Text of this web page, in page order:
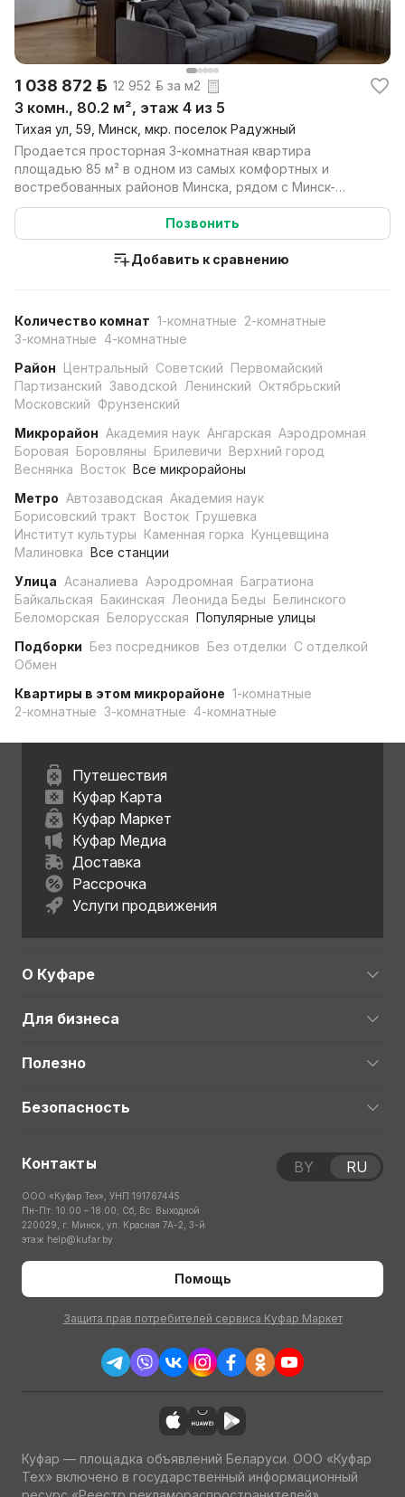
1 038 872 р. 12 952 р. за м2
3 комн., 80.2 м², этаж 4 из 5
Тихая ул, 59, Минск, мкр. поселок Радужный
Продается просторная 3-комнатная квартира
площадью 85 м² в одном из самых комфортных и
востребованных районов Минска, рядом с Минск-
Ареной и Arena Cit...
Позвонить
Добавить к сравнению
Количество комнат 1-комнатные 2-комнатные
3-комнатные 4-комнатные
Район Центральный Советский Первомайский
Партизанский Заводской Ленинский Октябрьский
Московский Фрунзенский
Микрорайон Академия наук Ангарская Аэродромная
Боровая Боровляны Брилевичи Верхний город
Веснянка Восток Все микрорайоны
Метро Автозаводская Академия наук
Борисовский тракт Восток Грушевка
Институт культуры Каменная горка Кунцевщина
Малиновка Все станции
Улица Асаналиева Аэродромная Багратиона
Байкальская Бакинская Леонида Беды Белинского
Беломорская Белорусская Популярные улицы
Подборки Без посредников Без отделки С отделкой
Обмен
Квартиры в этом микрорайоне 1-комнатные
2-комнатные 3-комнатные 4-комнатные
Путешествия
Куфар Карта
Куфар Маркет
Куфар Медиа
Доставка
Рассрочка
Услуги продвижения
О Куфаре
Для бизнеса
Полезно
Безопасность
Контакты
ООО «Куфар Тех», УНП 191767445
Пн-Пт: 10:00 – 18:00; Сб, Вс: Выходной
220029, г. Минск, ул. Красная 7А-2, 3-й
этаж help@kufar.by
Помощь
Защита прав потребителей сервиса Куфар Маркет
BY RU
Куфар — площадка объявлений Беларуси. ООО «Куфар
Тех» включено в государственный информационный